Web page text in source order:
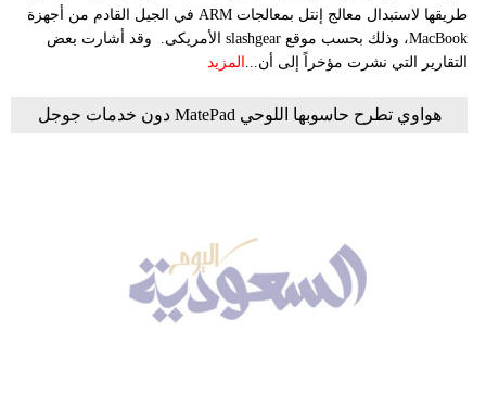
طريقها لاستبدال معالج إنتل بمعالجات ARM في الجيل القادم من أجهزة
MacBook، وذلك بحسب موقع slashgear الأمريكى. وقد أشارت بعض
التقارير التي نشرت مؤخراً إلى أن...
المزيد
هواوي تطرح حاسوبها اللوحي MatePad دون خدمات جوجل